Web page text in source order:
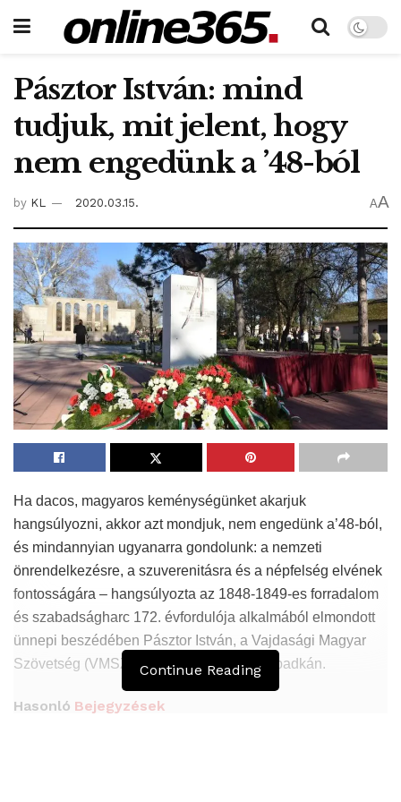
Pásztor István: mind
tudjuk, mit jelent, hogy
nem engedünk a ’48-ból
by KL 2020.03.15. AA
Ha dacos, magyaros keménységünket akarjuk
hangsúlyozni, akkor azt mondjuk, nem engedünk a’48-ból,
és mindannyian ugyanarra gondolunk: a nemzeti
önrendelkezésre, a szuverenitásra és a népfelség elvének
fontosságára – hangsúlyozta az 1848-1849-es forradalom
és szabadságharc 172. évfordulója alkalmából elmondott
ünnepi beszédében Pásztor István, a Vajdasági Magyar
Szövetség (VMSZ) elnöke vasárnap, Szabadkán.
Hasonló Bejegyzések
Continue Reading